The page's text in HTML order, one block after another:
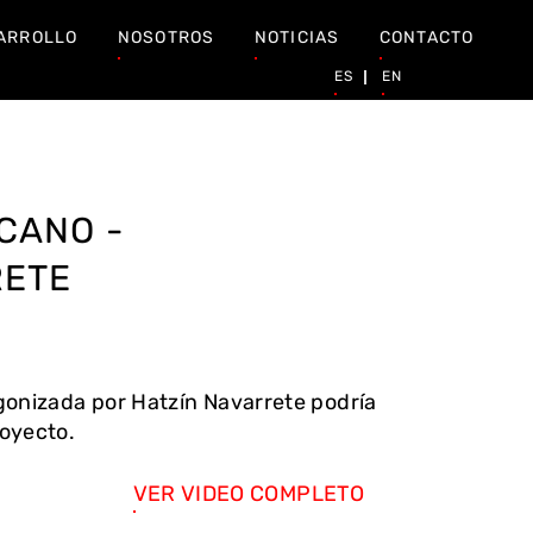
NOSOTROS NOTICIAS CONTACTO
ES EN
-
por Hatzín Navarrete podría
VER VIDEO COMPLETO